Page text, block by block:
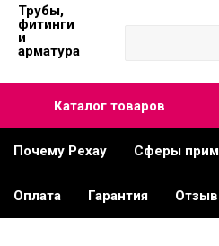
Трубы,
фитинги
и
арматура
Каталог товаров
Почему Рехау Сферы
Оплата Гарантия